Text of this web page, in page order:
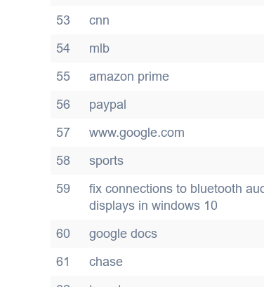
53
cnn
54
mlb
55
amazon prime
56
paypal
57
www.google.com
58
sports
59
fix connections to bluetooth
displays in windows 10
60 google docs
61
chase